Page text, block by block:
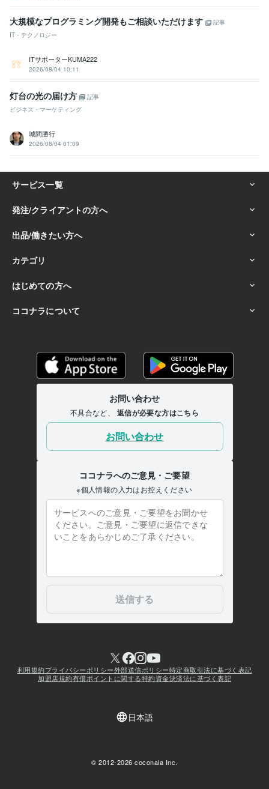
大規模なプログラミング開発もご相談いただけます
記事
IT・テクノロジー
ITサポーターKUMA222
2026/08/04 10:11
灯台の光の届け方
記事
ビジネス・マーケティング
城間勝行
2026/08/04 01:09